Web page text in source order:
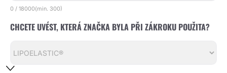
0 / 18000(min. 300)
CHCETE UVÉST, KTERÁ ZNAČKA BYLA PŘI ZÁKROKU POUŽITA?